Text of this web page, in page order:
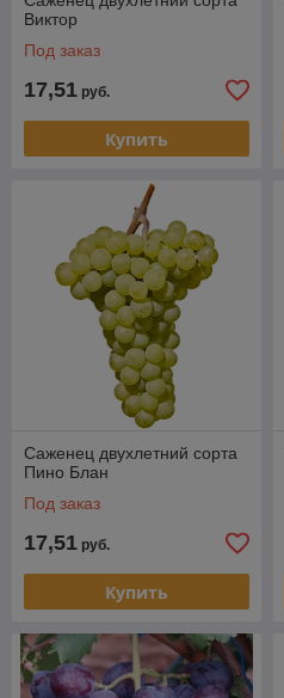
Виктор
Под заказ
17,51 руб.
Купить
Саженец двухлетний сорта
Пино Блан
Под заказ
17,51 руб.
Купить